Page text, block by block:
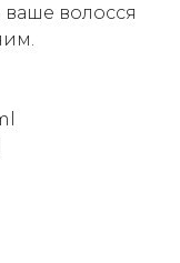
ваше волосся